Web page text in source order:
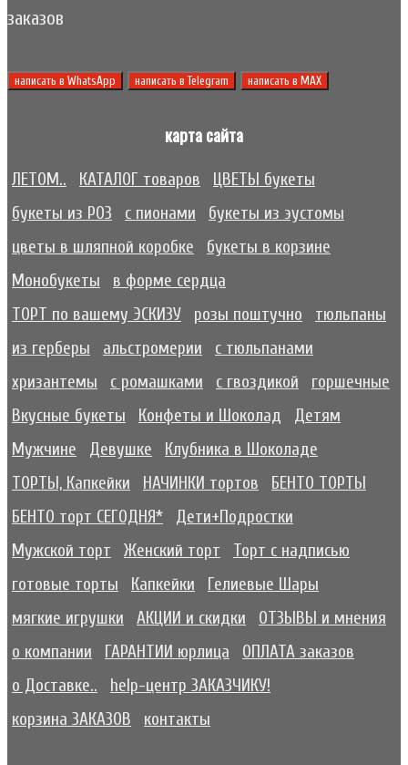
заказов
написать в WhatsApp написать в Telegram написать в МАХ
карта сайта
ЛЕТОМ.. КАТАЛОГ товаров
ЦВЕТЫ букеты
букеты из РОЗ
с пионами
букеты из эустомы
цветы в шляпной коробке
букеты в корзине
Монобукеты
в форме сердца
ТОРТ по вашему ЭСКИЗУ
розы поштучно
тюльпаны
из герберы
альстромерии
с тюльпанами
хризантемы
с ромашками с гвоздикой
горшечные
Вкусные букеты
Конфеты и Шоколад
Детям
Мужчине
Девушке
Клубника в Шоколаде
ТОРТЫ, Капкейки
НАЧИНКИ тортов
БЕНТО ТОРТЫ
БЕНТО торт СЕГОДНЯ*
Дети+Подростки
Мужской торт
Женский торт
Торт с надписью
готовые торты
Капкейки
Гелиевые Шары
мягкие игрушки
АКЦИИ и скидки
ОТЗЫВЫ и мнения
о компании
ГАРАНТИИ юрлица
ОПЛАТА заказов
о Доставке..
help-центр ЗАКАЗЧИКУ!
корзина ЗАКАЗОВ
контакты